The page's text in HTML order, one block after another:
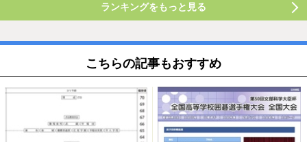
ランキングをもっと見る
こちらの記事もおすすめ